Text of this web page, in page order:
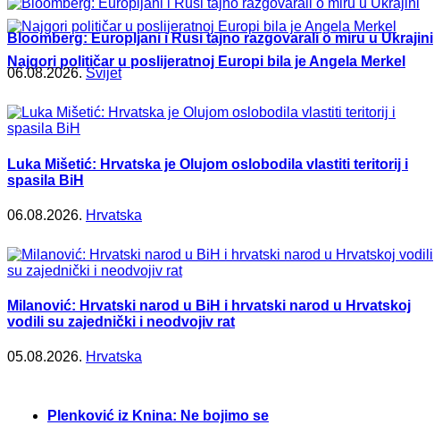
Najgori političar u poslijeratnoj Europi bila je Angela Merkel
Bloomberg: Europljani i Rusi tajno razgovarali o miru u Ukrajini
06.08.2026.Svijet
Luka Mišetić: Hrvatska je Olujom oslobodila vlastiti teritorij i
spasila BiH
06.08.2026. Hrvatska
Milanović: Hrvatski narod u BiH i hrvatski narod u Hrvatskoj
vodili su zajednički i neodvojiv rat
05.08.2026. Hrvatska
Plenković iz Knina: Ne bojimo se